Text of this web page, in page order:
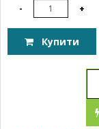
- +
Купити